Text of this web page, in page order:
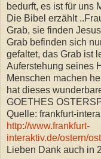
bedurft, es ist für uns
Die Bibel erzählt
Grab, sie finden
Grab befinden sich
gefaltet, das Grab ist
Auferstehung seines
Menschen machen
hat dieses
GOETHES
Quelle: frankfurt-
http://www.frankfurt-
interaktiv.de/ostern/
Lieben Dank auch in